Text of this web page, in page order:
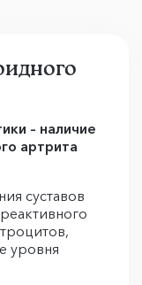
– наличие
артрита
суставов
уровня